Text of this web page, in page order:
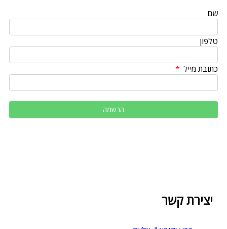
שם
טלפון
כתובת מייל
יצירת קשר